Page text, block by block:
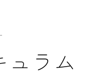
ラム